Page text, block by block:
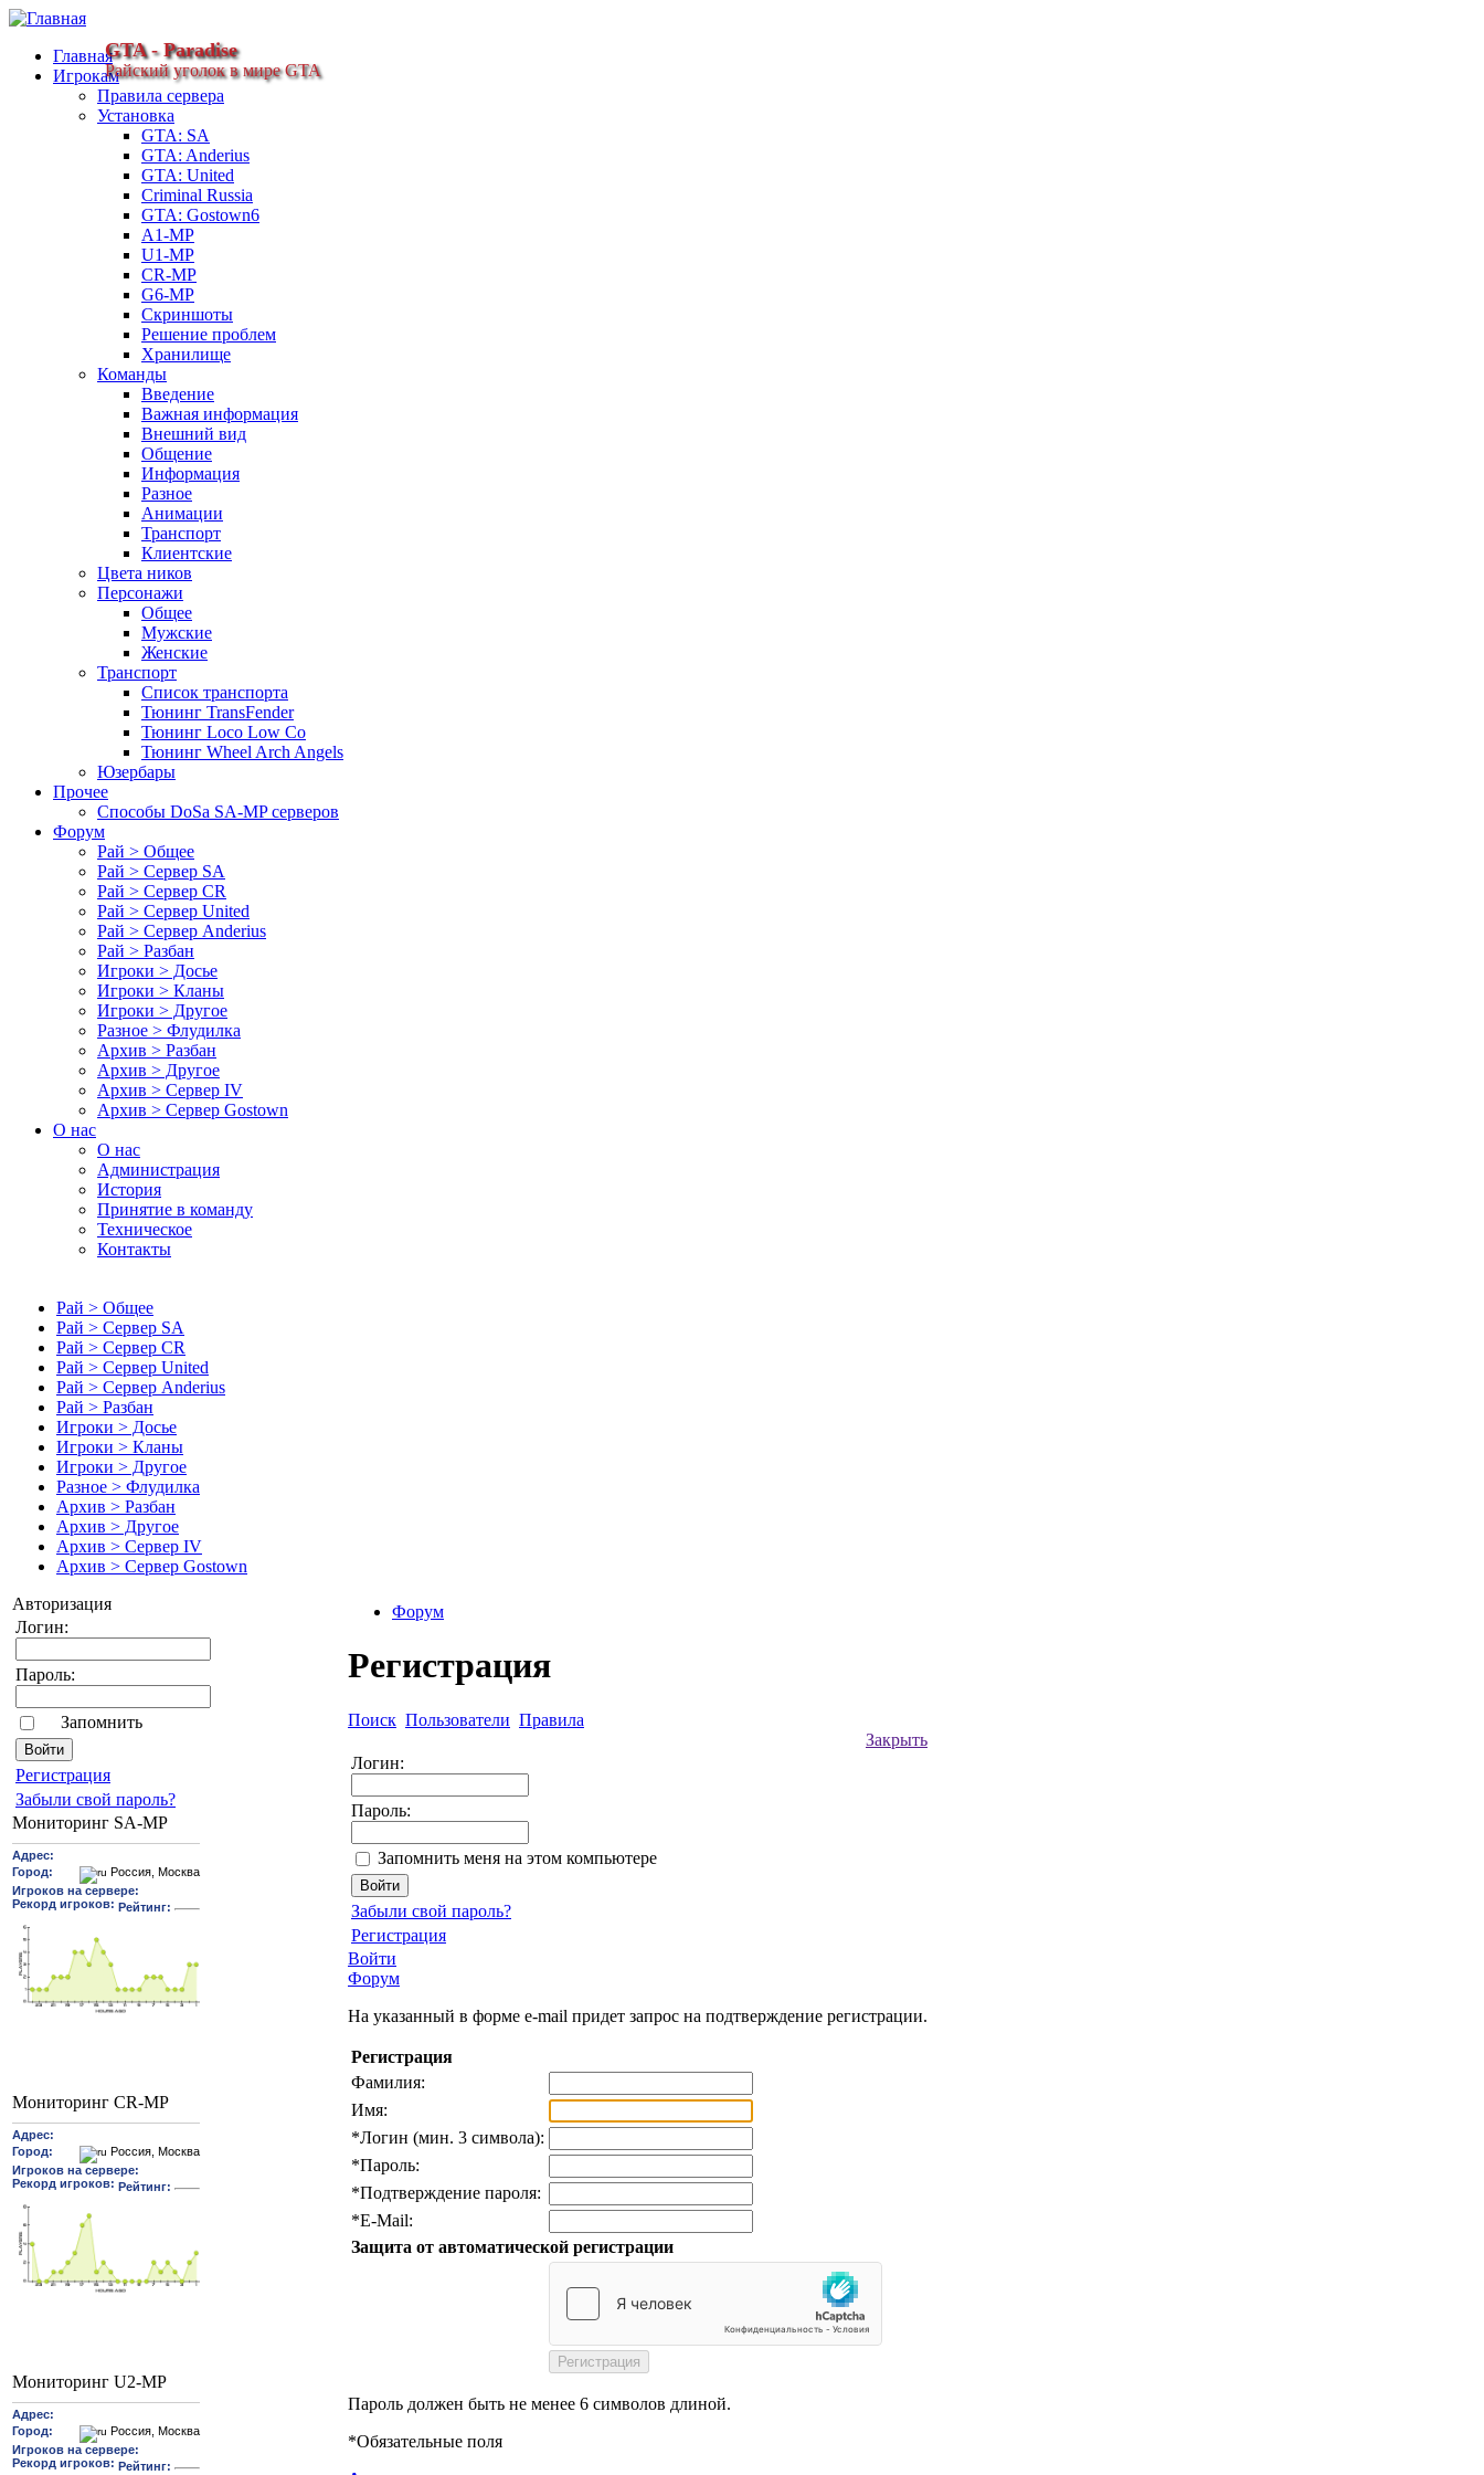
GTA - Paradise
Райский уголок в мире GTA
Главная
Игрокам
Правила сервера
Установка
GTA: SA
GTA: Anderius
GTA: United
Criminal Russia
GTA: Gostown6
A1-MP
U1-MP
CR-MP
G6-MP
Скриншоты
Решение проблем
Хранилище
Команды
Введение
Важная информация
Внешний вид
Общение
Информация
Разное
Анимации
Транспорт
Клиентские
Цвета ников
Персонажи
Общее
Мужские
Женские
Транспорт
Список транспорта
Тюнинг TransFender
Тюнинг Loco Low Co
Тюнинг Wheel Arch Angels
Юзербары
Прочее
Cпособы DoSа SA-MP серверов
Форум
Рай > Общее
Рай > Сервер SA
Рай > Сервер CR
Рай > Сервер United
Рай > Сервер Anderius
Рай > Разбан
Игроки > Досье
Игроки > Кланы
Игроки > Другое
Разное > Флудилка
Архив > Разбан
Архив > Другое
Архив > Сервер IV
Архив > Сервер Gostown
О нас
О нас
Администрация
История
Принятие в команду
Техническое
Контакты
Рай > Общее
Рай > Сервер SA
Рай > Сервер CR
Рай > Сервер United
Рай > Сервер Anderius
Рай > Разбан
Игроки > Досье
Игроки > Кланы
Игроки > Другое
Разное > Флудилка
Архив > Разбан
Архив > Другое
Архив > Сервер IV
Архив > Сервер Gostown
Авторизация
Логин:
Пароль:
Запомнить
Pегиcтрaция
Забыли свой пароль?
Мониторинг SA-MP
Мониторинг CR-MP
Мониторинг U2-MP
Форум
Регистрация
Поиск Пользователи Правила
Закрыть
Логин:
Пароль:
Запомнить меня на этом компьютере
Забыли свой пароль?
Регистрация
Войти
Форум
На указанный в форме e-mail придет запрос на подтверждение регистрации.
Регистрация
Фамилия:
Имя:
*Логин (мин. 3 символа):
*Пароль:
*Подтверждение пароля:
*E-Mail:
Защита от автоматической регистрации
Пароль должен быть не менее 6 символов длиной.
*Обязательные поля